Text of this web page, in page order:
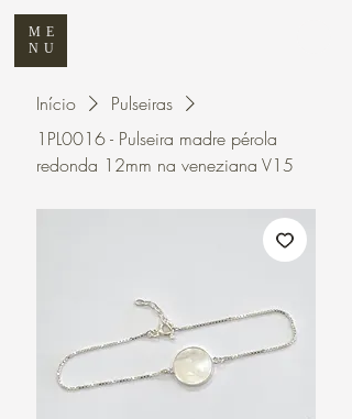
ME
NU
Início
Pulseiras
1PL0016 - Pulseira madre pérola
redonda 12mm na veneziana V15